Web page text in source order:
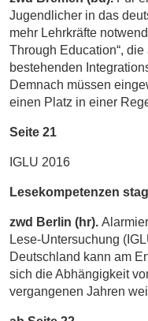
Jugendlicher in das
mehr Lehrkräfte
Through Education“,
bestehenden
Demnach müssen
einen Platz in einer
Seite 21
IGLU 2016
Lesekompetenzen
zwd Berlin (hr).
Lese-Untersuchung
Deutschland kann am
sich die Abhängigkeit
vergangenen Jahren